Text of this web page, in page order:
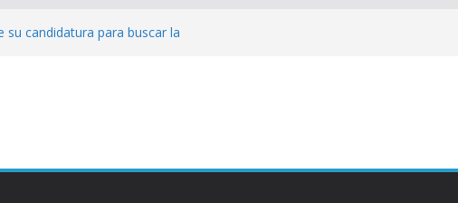
su candidatura para buscar la
Investigan crimen de un hombre en el
e incidentes marcaron la